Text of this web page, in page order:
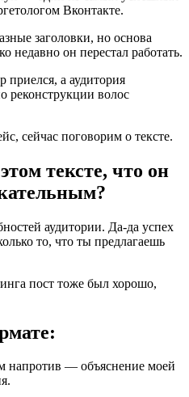
Вконтакте.
заголовки, но основа
недавно он перестал работать.
приелся, а аудитория
реконструкции волос
сейчас поговорим о тексте.
тексте, что он
аудитории. Да-да успех
то, что ты предлагаешь
пост тоже был хорошо,
напротив — объяснение моей